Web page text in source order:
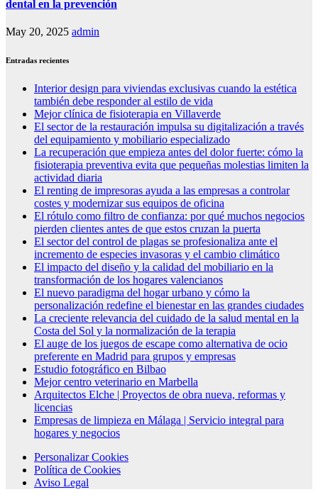
dental en la prevención
May 20, 2025 admin
Entradas recientes
Interior design para viviendas exclusivas cuando la estética
también debe responder al estilo de vida
Mejor clínica de fisioterapia en Villaverde
El sector de la restauración impulsa su digitalización a través
del equipamiento y mobiliario especializado
La recuperación que empieza antes del dolor fuerte: cómo la
fisioterapia preventiva evita que pequeñas molestias limiten la
actividad diaria
El renting de impresoras ayuda a las empresas a controlar
costes y modernizar sus equipos de oficina
El rótulo como filtro de confianza: por qué muchos negocios
pierden clientes antes de que estos cruzan la puerta
El sector del control de plagas se profesionaliza ante el
incremento de especies invasoras y el cambio climático
El impacto del diseño y la calidad del mobiliario en la
transformación de los hogares valencianos
El nuevo paradigma del hogar urbano y cómo la
personalización redefine el bienestar en las grandes ciudades
La creciente relevancia del cuidado de la salud mental en la
Costa del Sol y la normalización de la terapia
El auge de los juegos de escape como alternativa de ocio
preferente en Madrid para grupos y empresas
Estudio fotográfico en Bilbao
Mejor centro veterinario en Marbella
Arquitectos Elche | Proyectos de obra nueva, reformas y
licencias
Empresas de limpieza en Málaga | Servicio integral para
hogares y negocios
Personalizar Cookies
Política de Cookies
Aviso Legal